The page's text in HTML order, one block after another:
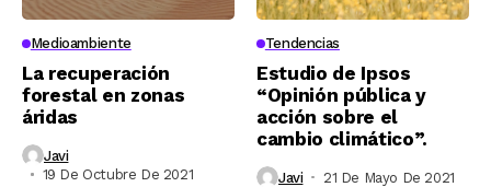
Medioambiente
La recuperación
forestal en zonas
áridas
Javi
19 De Octubre De 2021
Tendencias
Estudio de Ipsos
“Opinión pública y
acción sobre el
cambio climático”.
Javi 21 De Mayo De 2021